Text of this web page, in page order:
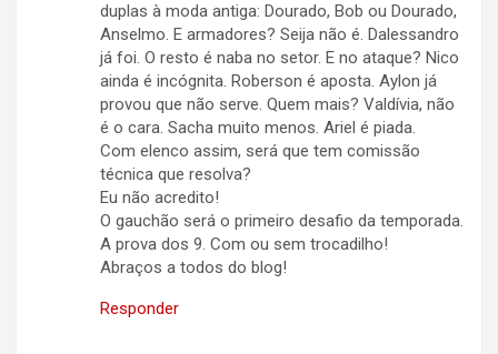
duplas à moda antiga: Dourado, Bob ou Dourado,
Anselmo. E armadores? Seija não é. Dalessandro
já foi. O resto é naba no setor. E no ataque? Nico
ainda é incógnita. Roberson é aposta. Aylon já
provou que não serve. Quem mais? Valdívia, não
é o cara. Sacha muito menos. Ariel é piada.
Com elenco assim, será que tem comissão
técnica que resolva?
Eu não acredito!
O gauchão será o primeiro desafio da temporada.
A prova dos 9. Com ou sem trocadilho!
Abraços a todos do blog!
Responder